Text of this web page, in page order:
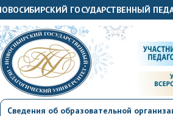
ГОСУДАРСТВЕННЫЙ
Сведения об образовательной